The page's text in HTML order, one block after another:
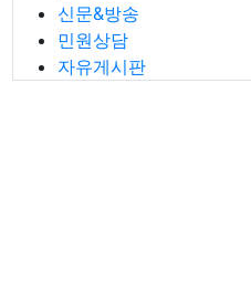
신문&방송
민원상담
자유게시판